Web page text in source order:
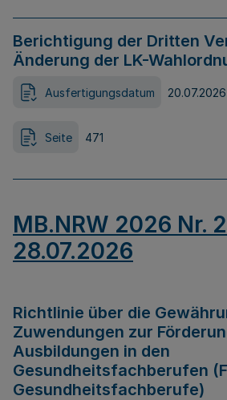
Berichtigung der Dritten
Änderung der LK-
Ausfertigungsdatum 20.07.2026
Seite 471
MB.NRW 2026 Nr.
28.07.2026
Richtlinie über die
Zuwendungen zur
Ausbildungen in den
Gesundheitsfachberufen
Gesundheitsfachberufe)